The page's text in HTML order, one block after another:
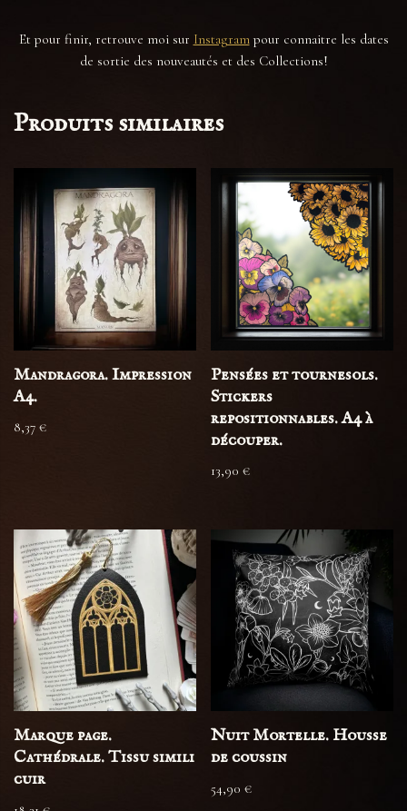
Et pour finir, retrouve moi sur Instagrampour connaitre les dates
de sortie des nouveautés et des Collections!
Produits similaires
Mandragora. Impression
A4.
8,37 €
Pensées et tournesols.
Stickers
repositionnables. A4 à
découper.
13,90€
Marque page.
Cathédrale. Tissu simili
cuir
Nuit Mortelle. Housse
de coussin
54,90€